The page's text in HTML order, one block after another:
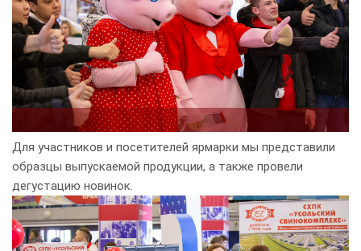
Для участников и посетителей ярмарки мы представили
образцы выпускаемой продукции, а также провели
дегустацию новинок.